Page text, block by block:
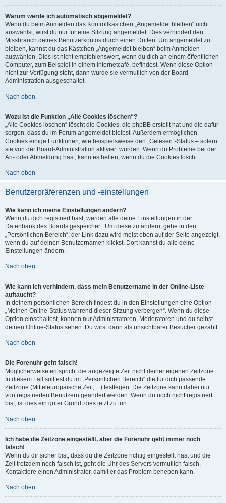
Warum werde ich automatisch abgemeldet?
Wenn du beim Anmelden das Kontrollkästchen „Angemeldet bleiben“ nicht
auswählst, wirst du nur für eine Sitzung angemeldet. Dies verhindert den
Missbrauch deines Benutzerkontos durch einen Dritten. Um angemeldet zu
bleiben, kannst du das Kästchen „Angemeldet bleiben“ beim Anmelden
auswählen. Dies ist nicht empfehlenswert, wenn du dich an einem öffentlichen
Computer, zum Beispiel in einem Internetcafé, befindest. Wenn diese Option
nicht zur Verfügung steht, dann wurde sie vermutlich von der Board-
Administration ausgeschaltet.
Nach oben
Wozu ist die Funktion „Alle Cookies löschen“?
„Alle Cookies löschen“ löscht die Cookies, die phpBB erstellt hat und die dafür
sorgen, dass du im Forum angemeldet bleibst. Außerdem ermöglichen
Cookies einige Funktionen, wie beispielsweise den „Gelesen“-Status – sofern
sie von der Board-Administration aktiviert wurden. Wenn du Probleme bei der
An- oder Abmeldung hast, kann es helfen, wenn du die Cookies löscht.
Nach oben
Benutzerpräferenzen und -einstellungen
Wie kann ich meine Einstellungen ändern?
Wenn du dich registriert hast, werden alle deine Einstellungen in der
Datenbank des Boards gespeichert. Um diese zu ändern, gehe in den
„Persönlichen Bereich“; der Link dazu wird meist oben auf der Seite angezeigt,
wenn du auf deinen Benutzernamen klickst. Dort kannst du alle deine
Einstellungen ändern.
Nach oben
Wie kann ich verhindern, dass mein Benutzername in der Online-Liste
auftaucht?
In deinem persönlichen Bereich findest du in den Einstellungen eine Option
„Meinen Online-Status während dieser Sitzung verbergen“. Wenn du diese
Option einschaltest, können nur Administratoren, Moderatoren und du selbst
deinen Online-Status sehen. Du wirst dann als unsichtbarer Besucher gezählt.
Nach oben
Die Forenuhr geht falsch!
Möglicherweise entspricht die angezeigte Zeit nicht deiner eigenen Zeitzone.
In diesem Fall solltest du im „Persönlichen Bereich“ die für dich passende
Zeitzone (Mitteleuropäische Zeit, ...) festlegen. Die Zeitzone kann dabei nur
von registrierten Benutzern geändert werden. Wenn du noch nicht registriert
bist, ist dies ein guter Grund, dies jetzt zu tun.
Nach oben
Ich habe die Zeitzone eingestellt, aber die Forenuhr geht immer noch
falsch!
Wenn du dir sicher bist, dass du die Zeitzone richtig eingestellt hast und die
Zeit trotzdem noch falsch ist, geht die Uhr des Servers vermutlich falsch.
Kontaktiere einen Administrator, damit er das Problem beheben kann.
Nach oben